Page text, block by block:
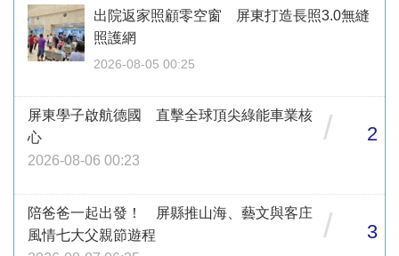
出院返家照顧零空窗 屏東打造長照3.0無縫
照護網
2026-08-05 00:25
屏東學子啟航德國 直擊全球頂尖綠能車業核
心
2026-08-06 00:23
/ 2
陪爸爸一起出發！ 屏縣推山海、藝文與客庄
風情七大父親節遊程
/ 3